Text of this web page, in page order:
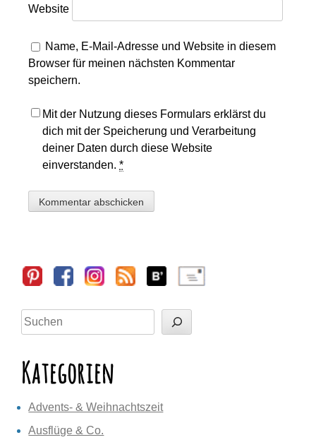
Website
Name, E-Mail-Adresse und Website in diesem
Browser für meinen nächsten Kommentar
speichern.
Mit der Nutzung dieses Formulars erklärst du
dich mit der Speicherung und Verarbeitung
deiner Daten durch diese Website
einverstanden.*
Sidebar
Suchen
Kategorien
Advents- & Weihnachtszeit
Ausflüge & Co.